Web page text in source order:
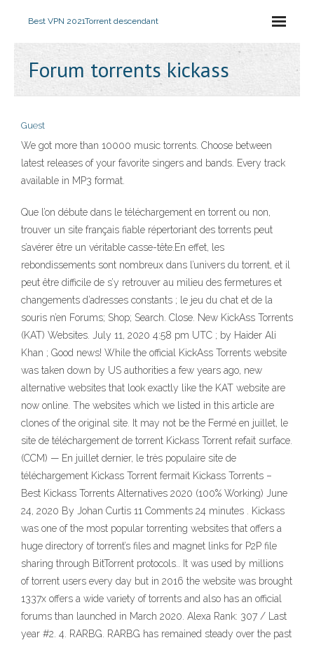
Best VPN 2021Torrent descendant
Forum torrents kickass
Guest
We got more than 10000 music torrents. Choose between
latest releases of your favorite singers and bands. Every track
available in MP3 format.
Que l’on débute dans le téléchargement en torrent ou non,
trouver un site français fiable répertoriant des torrents peut
s’avérer être un véritable casse-tête.En effet, les
rebondissements sont nombreux dans l’univers du torrent, et il
peut être difficile de s’y retrouver au milieu des fermetures et
changements d’adresses constants ; le jeu du chat et de la
souris n’en Forums; Shop; Search. Close. New KickAss Torrents
(KAT) Websites. July 11, 2020 4:58 pm UTC ; by Haider Ali
Khan ; Good news! While the official KickAss Torrents website
was taken down by US authorities a few years ago, new
alternative websites that look exactly like the KAT website are
now online. The websites which we listed in this article are
clones of the original site. It may not be the Fermé en juillet, le
site de téléchargement de torrent Kickass Torrent refait surface.
(CCM) — En juillet dernier, le très populaire site de
téléchargement Kickass Torrent fermait Kickass Torrents –
Best Kickass Torrents Alternatives 2020 (100% Working) June
24, 2020 By Johan Curtis 11 Comments 24 minutes . Kickass
was one of the most popular torrenting websites that offers a
huge directory of torrent’s files and magnet links for P2P file
sharing through BitTorrent protocols.. It was used by millions
of torrent users every day but in 2016 the website was brought
1337x offers a wide variety of torrents and also has an official
forums than launched in March 2020. Alexa Rank: 307 / Last
year #2. 4. RARBG. RARBG has remained steady over the past